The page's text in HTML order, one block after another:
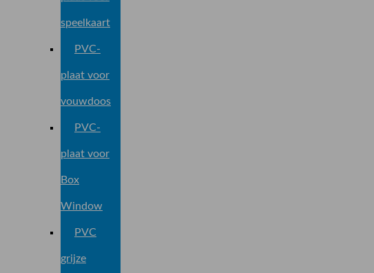
speelkaart
PVC-
plaat voor
vouwdoos
PVC-
plaat voor
Box
Window
PVC
grijze